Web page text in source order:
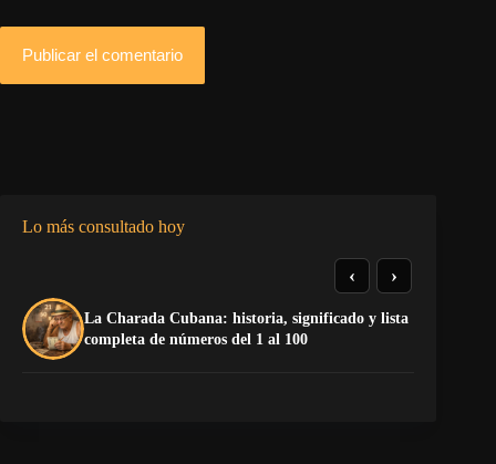
Publicar el comentario
Lo más consultado hoy
La Charada Cubana: historia, significado y lista
completa de números del 1 al 100
‹ ›